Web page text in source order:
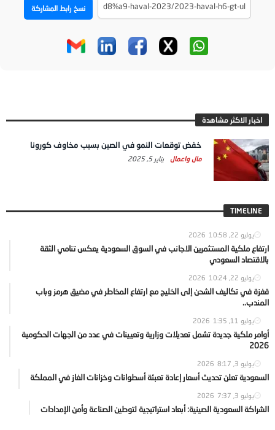
نسخ رابط المشاركة
اخبار الاكثر مشاهدة
خفض توقعات النمو في الصين بسبب مخاوف كورونا
مال واعمال يناير 5, 2025
TIMELINE
يوليو 22, 2026 10:58
ارتفاع ملكية المستثمرين الاجانب في السوق السعودية يعكس تنامي الثقة
بالاقتصاد السعودي
يوليو 22, 2026 10:24
قفزة في تكاليف الشحن إلى الخليج مع ارتفاع المخاطر في مضيق هرمز وباب
المندب..
يوليو 11, 2026 1:35
أوامر ملكية جديدة تشمل تعديلات وزارية وتعيينات في عدد من الجهات الحكومية
2026
يوليو 3, 2026 8:17
السعودية تعلن تحديث أسعار إعادة تعبئة أسطوانات وخزانات الغاز في المملكة
يوليو 3, 2026 7:37
الشراكة السعودية الصينية: أبعاد استراتيجية لتوطين الصناعة وأمن الإمدادات